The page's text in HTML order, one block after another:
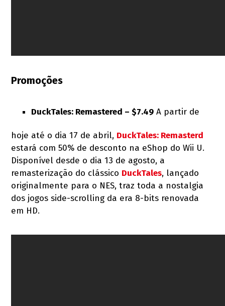
Promoções
DuckTales: Remastered – $7.49 A partir de
hoje até o dia 17 de abril, DuckTales: Remasterd
estará com 50% de desconto na eShop do Wii U.
Disponível desde o dia 13 de agosto, a
remasterização do clássico DuckTales, lançado
originalmente para o NES, traz toda a nostalgia
dos jogos side-scrolling da era 8-bits renovada
em HD.